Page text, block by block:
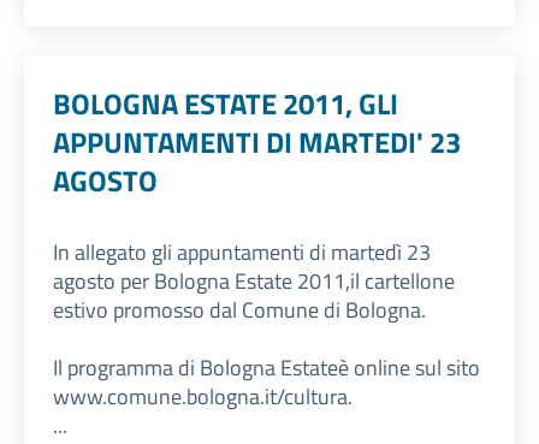
BOLOGNA ESTATE 2011, GLI
APPUNTAMENTI DI MARTEDI' 23
AGOSTO
In allegato gli appuntamenti di martedì 23
agosto per Bologna Estate 2011,il cartellone
estivo promosso dal Comune di Bologna.
Il programma di Bologna Estateè online sul sito
www.comune.bologna.it/cultura.
...